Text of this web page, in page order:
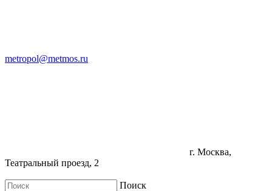
metropol@metmos.ru
г. Москва,
Театральный проезд, 2
Поиск